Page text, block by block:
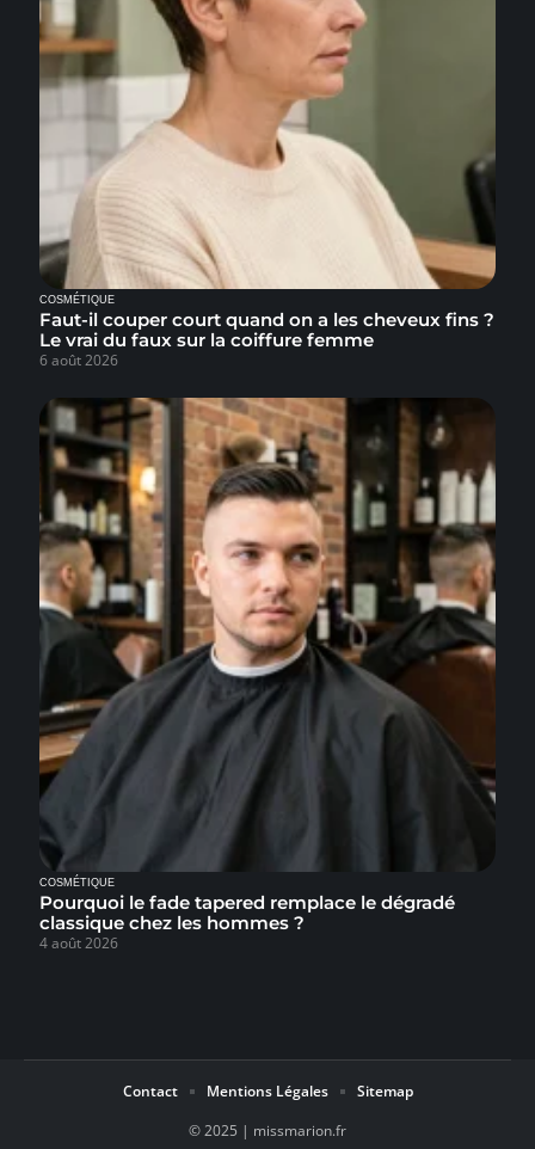
COSMÉTIQUE
Faut-il couper court quand on a les cheveux fins ?
Le vrai du faux sur la coiffure femme
6 août 2026
COSMÉTIQUE
Pourquoi le fade tapered remplace le dégradé
classique chez les hommes ?
4 août 2026
© 2025 | missmarion.fr
Contact Mentions Légales Sitemap